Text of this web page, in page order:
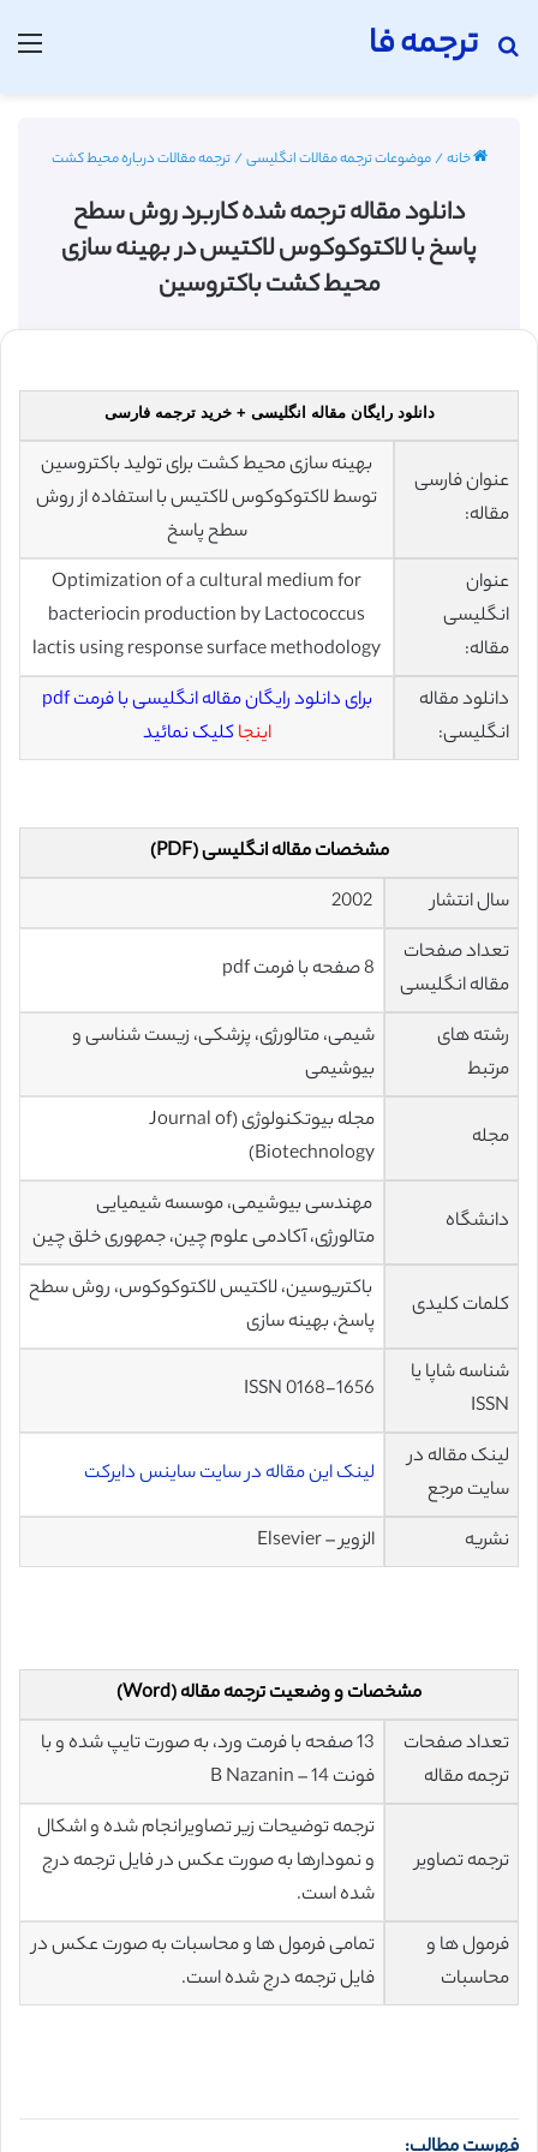
ترجمه فا
جستجو برای
خانه/موضوعات ترجمه مقالات انگلیسی/ترجمه مقالات درباره محیط کشت
دانلود مقاله ترجمه شده کاربرد روش سطح
پاسخ با لاکتوکوکوس لاکتیس در بهینه سازی
محیط کشت باکتروسین
دانلود رایگان مقاله انگلیسی + خرید ترجمه فارسی
عنوان فارسی
مقاله:
بهینه سازی محیط کشت برای تولید باکتروسین
توسط لاکتوکوکوس لاکتیس با استفاده از روش
سطح پاسخ
عنوان
انگلیسی
مقاله:
Optimization of a cultural medium for
bacteriocin production by Lactococcus
lactis using response surface methodology
دانلود مقاله
انگلیسی:
برای دانلود رایگان مقاله انگلیسی با فرمت pdf
اینجاکلیک نمائید
مشخصات مقاله انگلیسی (PDF)
سال انتشار
تعداد صفحات
مقاله انگلیسی
8 صفحه با فرمت pdf
رشته های
مرتبط
شیمی، متالورژی، پزشکی، زیست شناسی و
بیوشیمی
مجله
مجله بیوتکنولوژی (Journal of
Biotechnology)
دانشگاه
مهندسی بیوشیمی، موسسه شیمیایی
متالورژی، آکادمی علوم چین، جمهوری خلق چین
کلمات کلیدی
باکتریوسین، لاکتیس لاکتوکوکوس، روش سطح
پاسخ، بهینه سازی
شناسه شاپا یا
ISSN
0168-1656 ISSN
لینک مقاله در
سایت مرجع
لینک این مقاله در سایت ساینس دایرکت
نشریه الزویر – Elsevier
مشخصات و وضعیت ترجمه مقاله (Word)
تعداد صفحات
ترجمه مقاله
13 صفحه با فرمت ورد، به صورت تایپ شده و با
فونت 14 – B Nazanin
ترجمه تصاویر
ترجمه توضیحات زیر تصاویر انجام شده و اشکال
و نمودارها به صورت عکس در فایل ترجمه درج
شده است.
فرمول ها و
محاسبات
تمامی فرمول ها و محاسبات به صورت عکس در
فایل ترجمه درج شده است.